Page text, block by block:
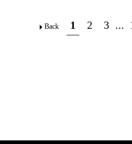
Back 1 2 3 ...